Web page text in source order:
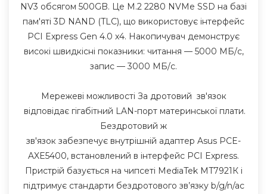
NV3 обсягом 500GB. Це M.2 2280 NVMe SSD на базі
пам'яті 3D NAND (TLC), що використовує інтерфейс
PCI Express Gen 4.0 x4. Накопичувач демонструє
високі швидкісні показники: читання — 5000 МБ/с,
запис — 3000 МБ/с.
Мережеві можливості За дротовий зв'язок
відповідає гігабітний LAN-порт материнської плати.
Бездротовий ж
зв'язок забезпечує внутрішній адаптер Asus PCE-
AXE5400, встановлений в інтерфейс PCI Express.
Пристрій базується на чипсеті MediaTek MT7921К і
підтримує стандарти бездротового зв’язку b/g/n/ac